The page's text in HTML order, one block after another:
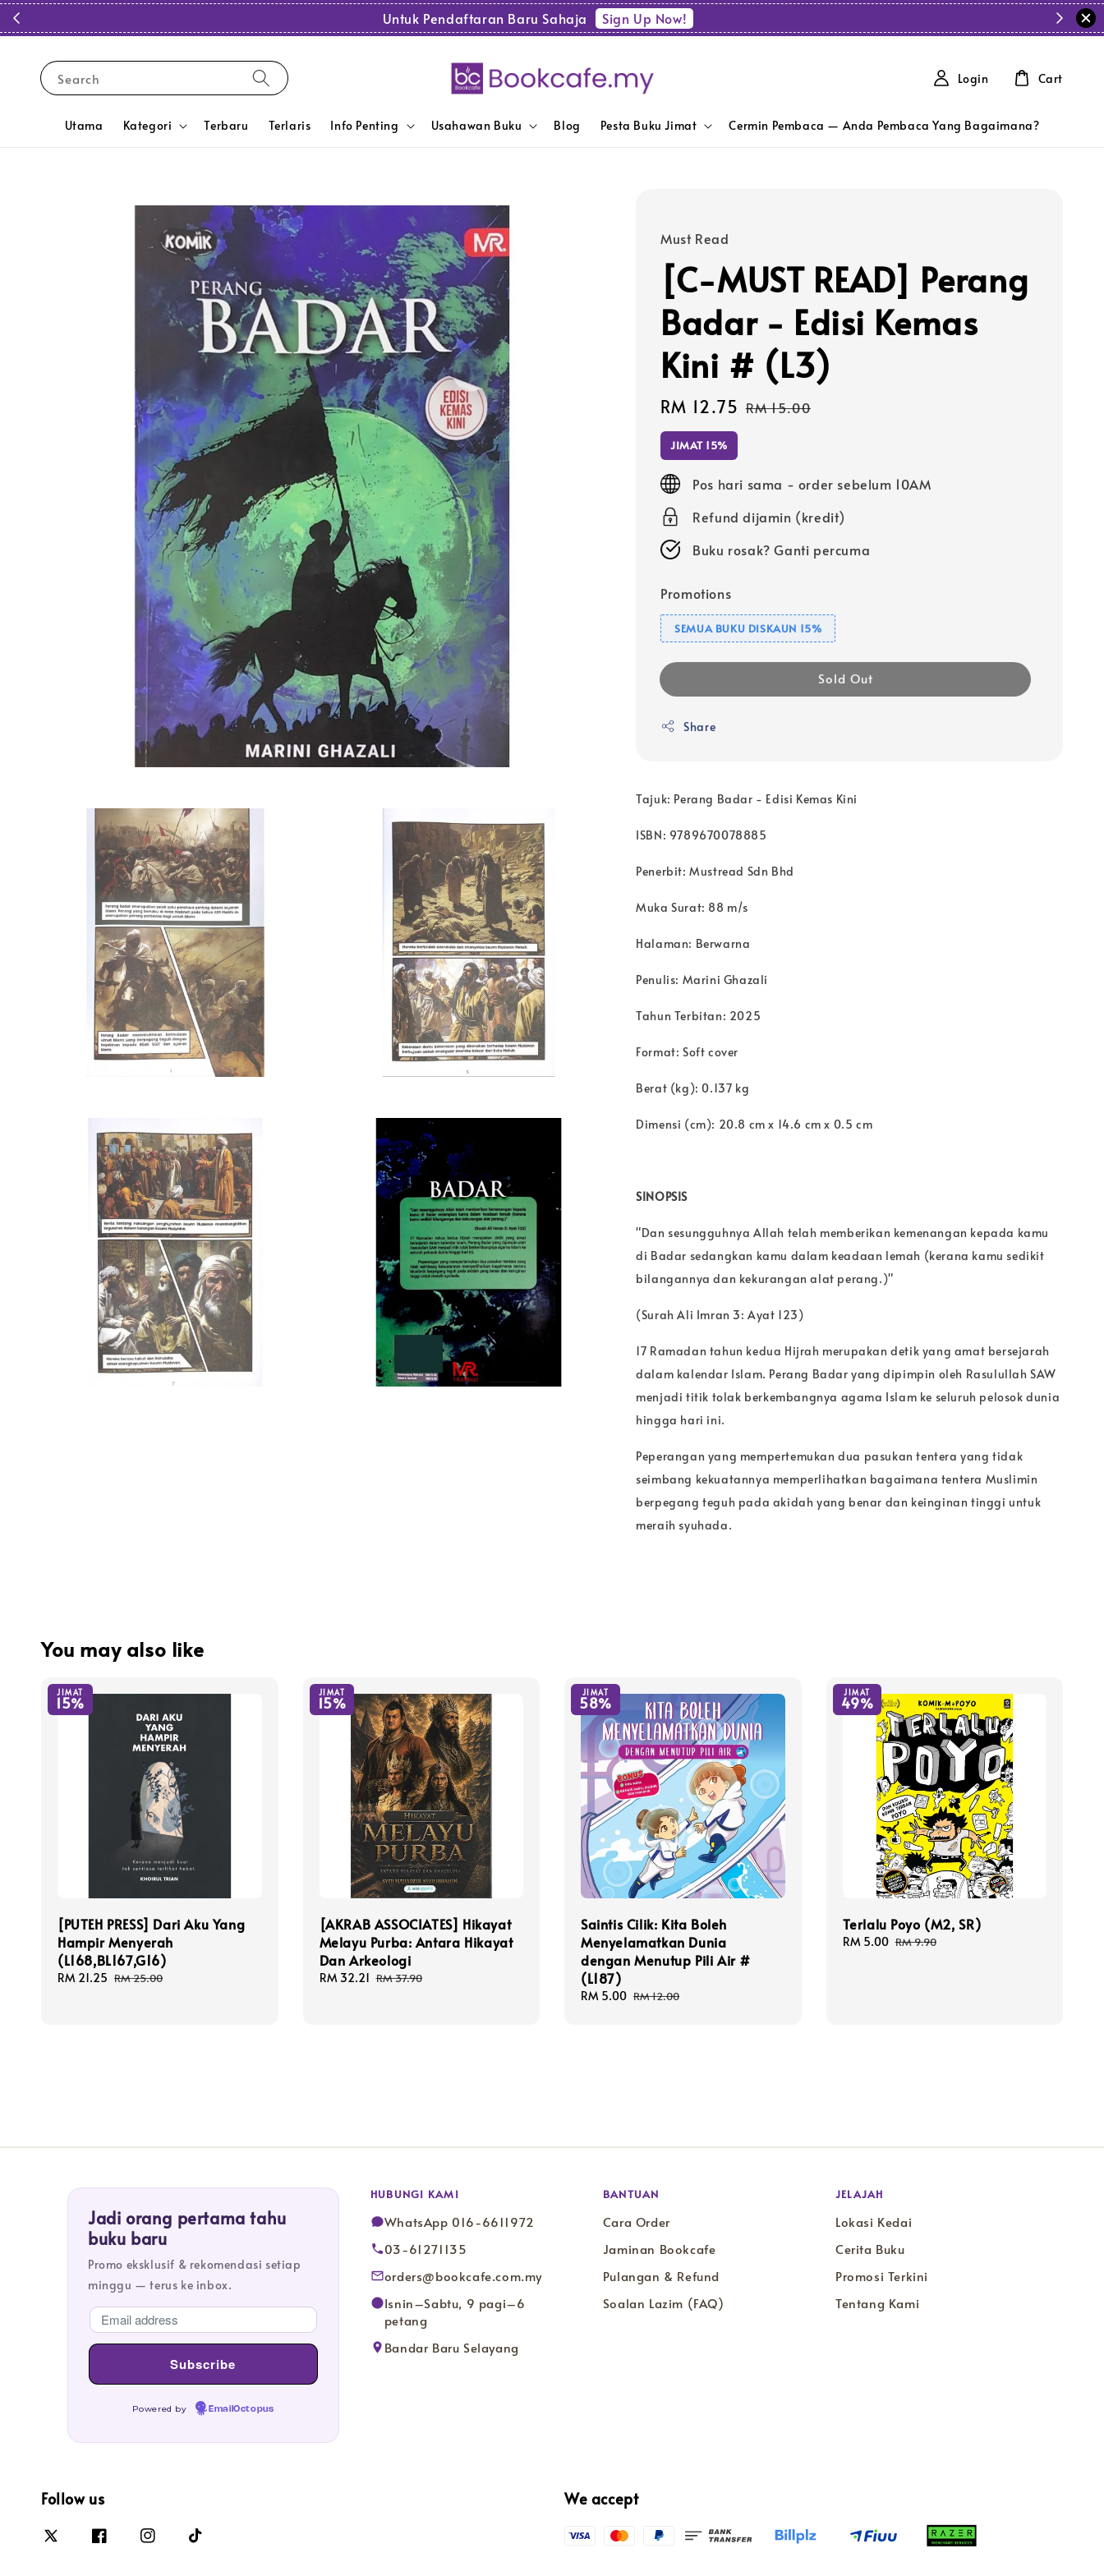
Untuk Pendaftaran Baru Sahaja Sign Up Now!
Search
Utama Kategori Terbaru Terlaris Info Penting Usahawan Buku Blog Pesta Buku Jimat Cermin Pembaca — Anda Pembaca Yang Bagaimana?
Login Cart
Must Read
[C-MUST READ] Perang
Badar - Edisi Kemas
Kini # (L3)
Sale
price
RM 12.75 Regular
RM 15.00
JIMAT 15%
Pos hari sama - order sebelum 10AM
Refund dijamin (kredit)
Buku rosak? Ganti percuma
Promotions
SEMUA BUKU DISKAUN 15%
Sold Out
Share
Tajuk: Perang Badar - Edisi Kemas Kini
ISBN: 9789670078885
Penerbit: Mustread Sdn Bhd
Muka Surat: 88 m/s
Halaman: Berwarna
Penulis: Marini Ghazali
Tahun Terbitan: 2025
Format: Soft cover
Berat (kg): 0.137 kg
Dimensi (cm): 20.8 cm x 14.6 cm x 0.5 cm
SINOPSIS
"Dan sesungguhnya Allah telah memberikan kemenangan kepada kamu
di Badar sedangkan kamu dalam keadaan lemah (kerana kamu sedikit
bilangannya dan kekurangan alat perang.)"
(Surah Ali Imran 3: Ayat 123)
17 Ramadan tahun kedua Hijrah merupakan detik yang amat bersejarah
dalam kalendar Islam. Perang Badar yang dipimpin oleh Rasulullah SAW
menjadi titik tolak berkembangnya agama Islam ke seluruh pelosok dunia
hingga hari ini.
Peperangan yang mempertemukan dua pasukan tentera yang tidak
seimbang kekuatannya memperlihatkan bagaimana tentera Muslimin
berpegang teguh pada akidah yang benar dan keinginan tinggi untuk
meraih syuhada.
You may also like
JIMAT
15%
[PUTEH PRESS] Dari Aku Yang
Hampir Menyerah
(L168,BL167,G16)
Sale
RM 21.25 Regular
RM 25.00
JIMAT
15%
[AKRAB ASSOCIATES] Hikayat
Melayu Purba: Antara Hikayat
Dan Arkeologi
Sale
RM 32.21 Regular
RM 37.90
JIMAT
58%
Saintis Cilik: Kita Boleh
Menyelamatkan Dunia
dengan Menutup Pili Air #
(L187)
Sale
RM 5.00 Regular
RM 12.00
JIMAT
49%
Terlalu Poyo (M2, SR)
Sale
RM 5.00 Regular
RM 9.90
Jadi orang pertama tahu
buku baru
Promo eksklusif & rekomendasi setiap
minggu — terus ke inbox.
Powered by EmailOctopus
HUBUNGI KAMI
WhatsApp 016-6611972
03-61271135
orders@bookcafe.com.my
Isnin–Sabtu, 9 pagi–6
petang
Bandar Baru Selayang
BANTUAN
Cara Order
Jaminan Bookcafe
Pulangan & Refund
Soalan Lazim (FAQ)
JELAJAH
Lokasi Kedai
Cerita Buku
Promosi Terkini
Tentang Kami
Follow us We accept